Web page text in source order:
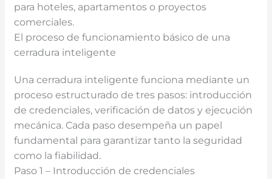
para hoteles, apartamentos o proyectos
comerciales.
El proceso de funcionamiento básico de una
cerradura inteligente
Una cerradura inteligente funciona mediante un
proceso estructurado de tres pasos: introducción
de credenciales, verificación de datos y ejecución
mecánica. Cada paso desempeña un papel
fundamental para garantizar tanto la seguridad
como la fiabilidad.
Paso 1 – Introducción de credenciales